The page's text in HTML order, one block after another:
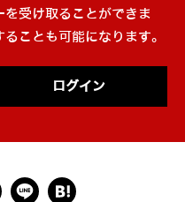
受け取ることができま
ことも可能になります。
ログイン